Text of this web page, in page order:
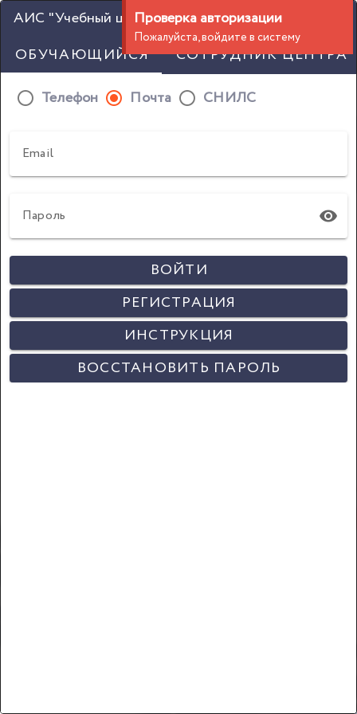
АИС "Учебный центр". Вход
ОБУЧАЮЩИЙСЯ
СОТРУДНИК ЦЕНТРА
Телефон Почта СНИЛС
Email
Пароль
ВОЙТИ
РЕГИСТРАЦИЯ
ИНСТРУКЦИЯ
ВОССТАНОВИТЬ ПАРОЛЬ
Проверка авторизации
Пожалуйста, войдите в систему